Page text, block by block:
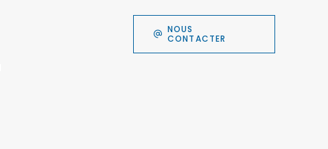
NOUS
CONTACTER